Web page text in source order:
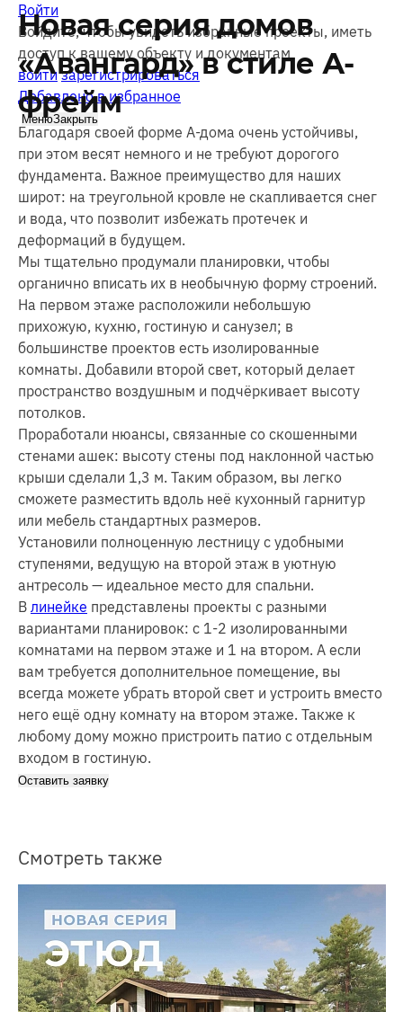
Войти
Войдите, чтобы увидеть избранные проекты, иметь
доступ к вашему объекту и документам
войти зарегистрироваться
Добавлено в избранное
МенюЗакрыть
Новая серия домов
«Авангард» в стиле А-
фрейм
Благодаря своей форме А-дома очень устойчивы,
при этом весят немного и не требуют дорогого
фундамента. Важное преимущество для наших
широт: на треугольной кровле не скапливается снег
и вода, что позволит избежать протечек и
деформаций в будущем.
Мы тщательно продумали планировки, чтобы
органично вписать их в необычную форму строений.
На первом этаже расположили небольшую
прихожую, кухню, гостиную и санузел; в
большинстве проектов есть изолированные
комнаты. Добавили второй свет, который делает
пространство воздушным и подчёркивает высоту
потолков.
Проработали нюансы, связанные со скошенными
стенами ашек: высоту стены под наклонной частью
крыши сделали 1,3 м. Таким образом, вы легко
сможете разместить вдоль неё кухонный гарнитур
или мебель стандартных размеров.
Установили полноценную лестницу с удобными
ступенями, ведущую на второй этаж в уютную
антресоль — идеальное место для спальни.
В линейке представлены проекты с разными
вариантами планировок: с 1-2 изолированными
комнатами на первом этаже и 1 на втором. А если
вам требуется дополнительное помещение, вы
всегда можете убрать второй свет и устроить вместо
него ещё одну комнату на втором этаже. Также к
любому дому можно пристроить патио с отдельным
входом в гостиную.
Оставить заявку
Смотреть также